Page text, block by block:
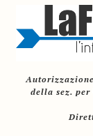
della sez.